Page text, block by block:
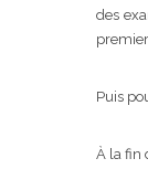
des
Puis
À la fin